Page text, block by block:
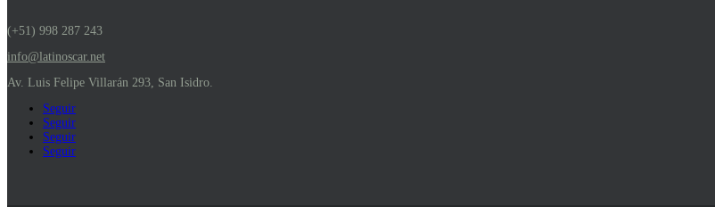
(+51) 998 287 243
info@latinoscar.net
Av. Luis Felipe Villarán 293, San Isidro.
Seguir
Seguir
Seguir
Seguir